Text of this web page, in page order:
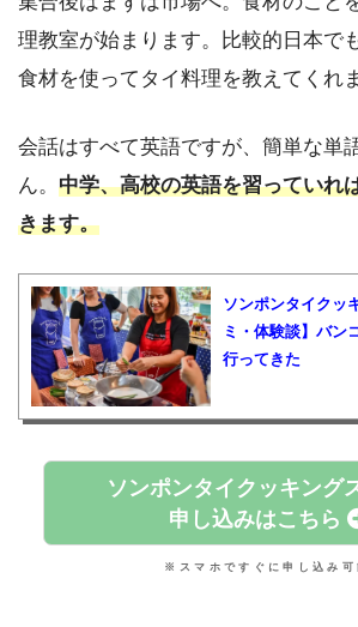
理教室が始まります。比較的日本で
食材を使ってタイ料理を教えてくれ
会話はすべて英語ですが、簡単な単
ん。 中学、高校の英語を習っていれ
きます。
ソンポンタイクッ
ミ・体験談】バン
行ってきた
ソンポンタイクッキング
申し込みはこちら
※スマホですぐに申し込み可